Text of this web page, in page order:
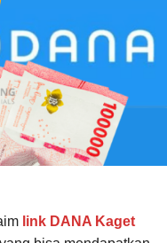
link DANA Kaget